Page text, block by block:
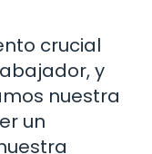
crucial
y
nuestra
un